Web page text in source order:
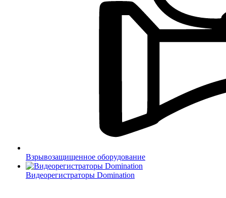
Взрывозащищенное оборудование
Видеорегистраторы Domination